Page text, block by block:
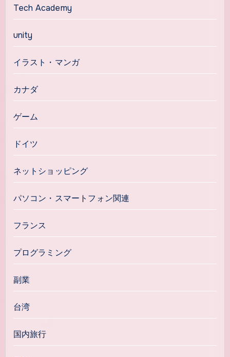
Tech Academy
unity
イラスト・マンガ
カナダ
ゲーム
ドイツ
ネットショッピング
パソコン・スマートフォン関連
フランス
プログラミング
副業
台湾
国内旅行